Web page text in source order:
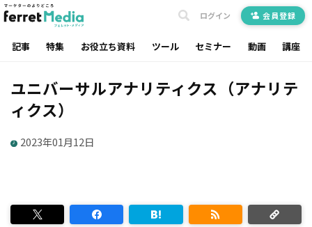
記事 特集 お役立ち資料 ツール セミナー 動画 講座
ログイン 会員登録
ユニバーサルアナリティクス（アナリテ
ィクス）
2023年01月12日